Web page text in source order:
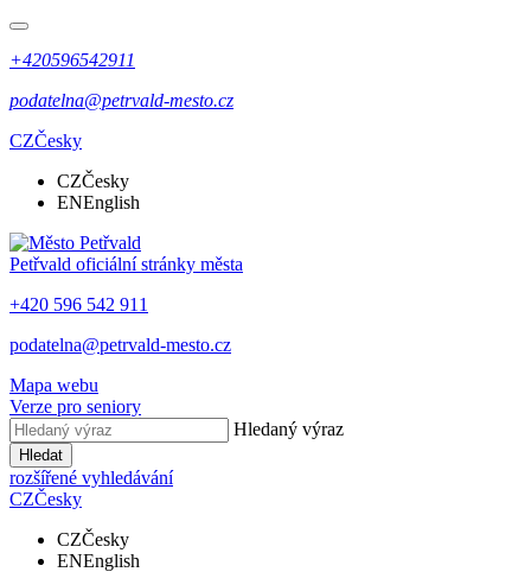
+420596542911
podatelna@petrvald-mesto.cz
CZČesky
CZČesky
ENEnglish
Petřvald oficiální stránky města
+420 596 542 911
podatelna@petrvald-mesto.cz
Mapa webu
Verze pro seniory
Hledaný výraz
Hledat
rozšířené vyhledávání
CZČesky
CZČesky
ENEnglish